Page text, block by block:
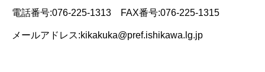
電話番号:076-225-1313 FAX番号:076-225-1315
メールアドレス:kikakuka@pref.ishikawa.lg.jp